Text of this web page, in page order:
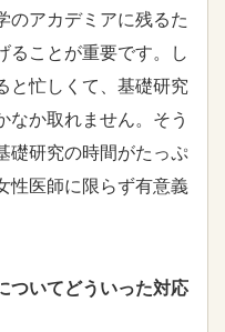
アカデミアに残るた
ることが重要です。し
と忙しくて、基礎研究
なか取れません。そう
礎研究の時間がたっぷ
性医師に限らず有意義
いてどういった対応